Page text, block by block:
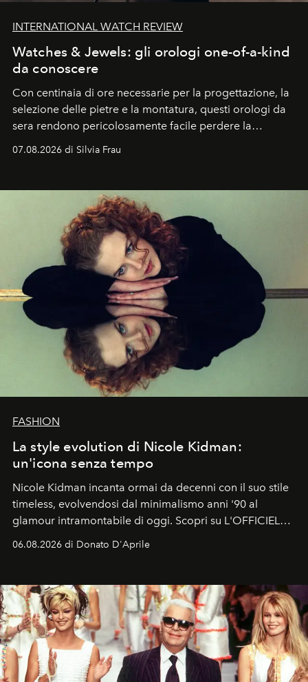
INTERNATIONAL WATCH REVIEW
Watches & Jewels: gli orologi one-of-a-kind
da conoscere
Con centinaia di ore necessarie per la progettazione, la
selezione delle pietre e la montatura, questi orologi da
sera rendono pericolosamente facile perdere la
07.08.2026 di Silvia Frau
FASHION
La style evolution di Nicole Kidman:
un'icona senza tempo
Nicole Kidman incanta ormai da decenni con il suo stile
timeless, evolvendosi dal minimalismo anni '90 al
glamour intramontabile di oggi. Scopri su L'OFFICIEL
06.08.2026 di Donato D'Aprile